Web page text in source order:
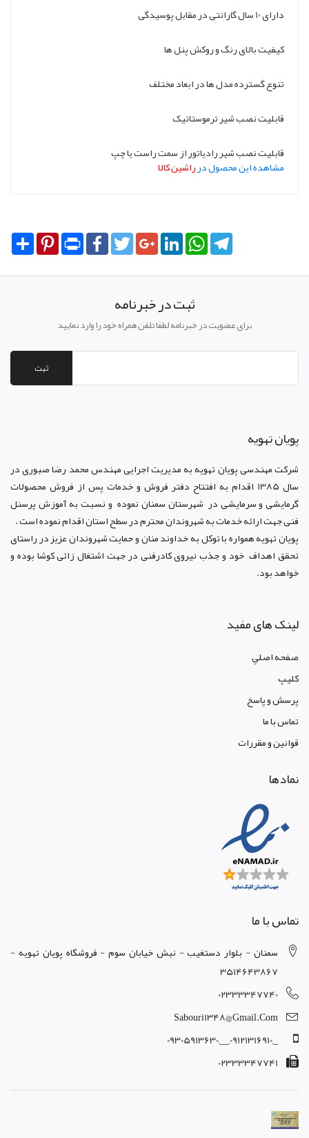
دارای 10 سال گارانتی در مقابل پوسیدگی
کیفیت بالای رنگ و روکش پنل ها
تنوع گسترده مدل ها در ابعاد مختلف
قابلیت نصب شیر ترموستاتیک
قابلیت نصب شیر رادیاتور از سمت راست یا چپ
مشاهده این محصول درراشین کالا
Share PinterestPrint FacebookTwitterGoogle+LinkedInWhatsApp
ثبت در خبرنامه
برای عضویت در خبرنامه لطفا تلفن همراه خود را وارد نمایید
ثبت
پويان تهويه
شرکت مهندسی پویان تهویهبه مدیریت اجرایی مهندس محمد رضا صبوری در
سال 1385 اقدام به افتتاح دفتر فروش و خدمات پس از فروش محصولات
گرمایشی و سرمایشی در شهرستان سمنان نموده و نسبت به آموزش پرسنل
فنی جهت ارائه خدمات به شهروندان محترم در سطح استان اقدام نموده است .
پویان تهویه همواره با توکل به خداوند منان و حمایت شهروندان عزیز در راستای
تحقق اهداف خود و جذب نیروی کادرفنی در جهت اشتغال زائی کوشا بوده و
خواهد بود.
لینک های مفید
صفحه اصلي
کليپ
پرسش و پاسخ
تماس با ما
قوانين و مقررات
نمادها
تماس با ما
سمنان - بلوار دستغيب - نبش خيابان سوم - فروشگاه پويان تهويه -
3514643867
02333347740
Sabouri1348@gmail.com
_,09121316910,__,09305913630
02333347741